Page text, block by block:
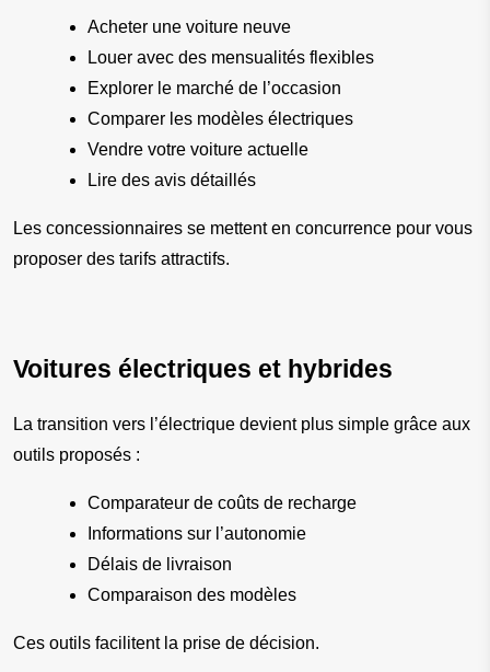
Acheter une voiture neuve
Louer avec des mensualités flexibles
Explorer le marché de l’occasion
Comparer les modèles électriques
Vendre votre voiture actuelle
Lire des avis détaillés
Les concessionnaires se mettent en concurrence pour vous
proposer des tarifs attractifs.
Voitures électriques et hybrides
La transition vers l’électrique devient plus simple grâce aux
outils proposés :
Comparateur de coûts de recharge
Informations sur l’autonomie
Délais de livraison
Comparaison des modèles
Ces outils facilitent la prise de décision.